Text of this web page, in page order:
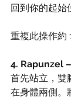
回到你的起始
重複此操作約
4. Rapunzel
首先站立，雙
在身體兩側。